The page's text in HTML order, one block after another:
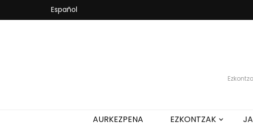
Español
AURKEZPENA EZKONTZAK